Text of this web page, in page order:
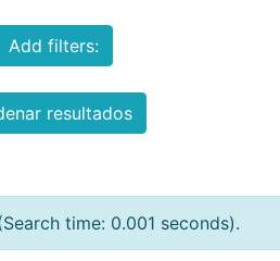
Add filters:
resultados
time: 0.001 seconds).